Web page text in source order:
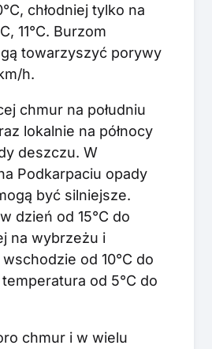
chłodniej tylko na
11°C. Burzom
towarzyszyć porywy
h.
chmur na południu
lokalnie na północy
deszczu. W
Podkarpaciu opady
być silniejsze.
dzień od 15°C do
na wybrzeżu i
od 10°C do
temperatura od 5°C do
chmur i w wielu